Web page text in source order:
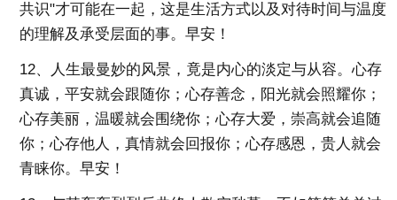
共识"才可能在一起，这是生活方式以及对待时间与温度
的理解及承受层面的事。早安！
12、人生最曼妙的风景，竟是内心的淡定与从容。心存
真诚，平安就会跟随你；心存善念，阳光就会照耀你；
心存美丽，温暖就会围绕你；心存大爱，崇高就会追随
你；心存他人，真情就会回报你；心存感恩，贵人就会
青睐你。早安！